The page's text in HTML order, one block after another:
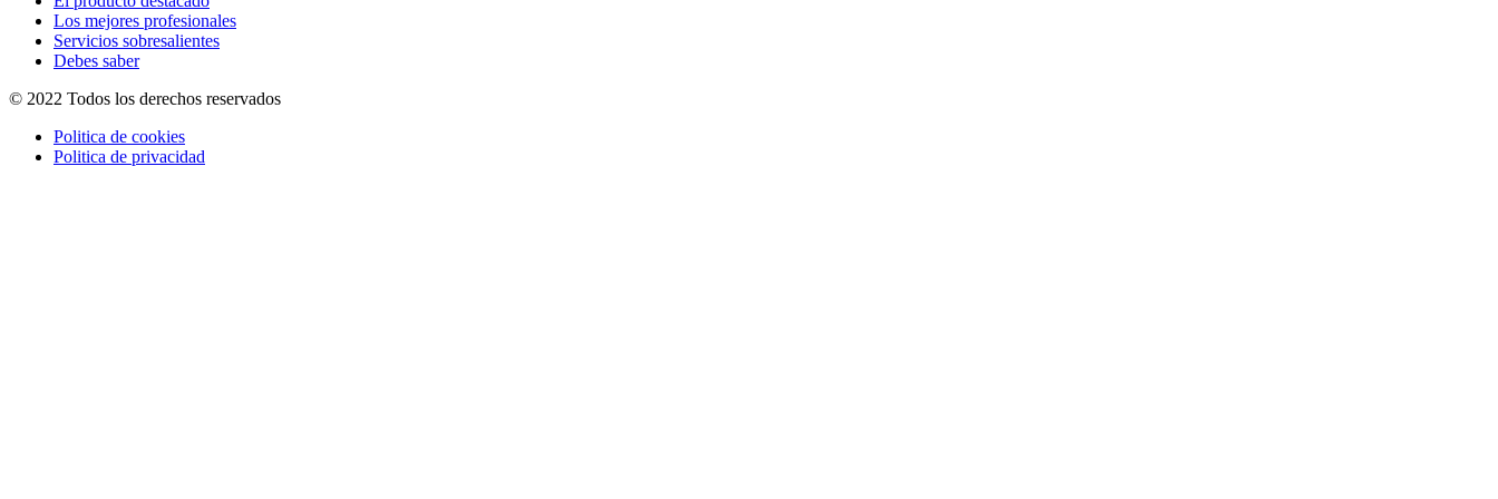
Los mejores profesionales
Servicios sobresalientes
Debes saber
© 2022 Todos los derechos reservados
Politica de cookies
Politica de privacidad